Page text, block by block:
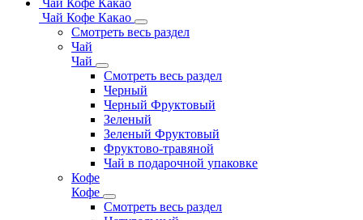
Чай Кофе Какао
Чай Кофе Какао
Смотреть весь раздел
Чай
Чай
Смотреть весь раздел
Черный
Черный Фруктовый
Зеленый
Зеленый Фруктовый
Фруктово-травяной
Чай в подарочной упаковке
Кофе
Кофе
Смотреть весь раздел